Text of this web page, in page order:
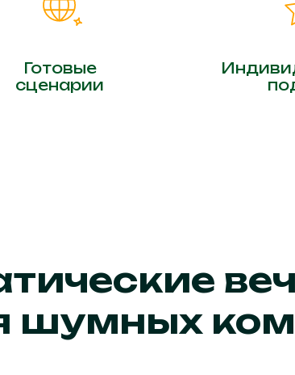
Готовые
сценарии
шумных